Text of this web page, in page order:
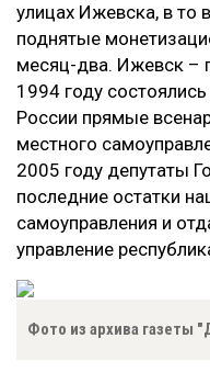
улицах Ижевска, в то
поднятые
месяц-два. Ижевск –
1994 году
России прямые
местного
2005 году депутаты
последние остатки
самоуправления и
управление
Фото из архива газеты